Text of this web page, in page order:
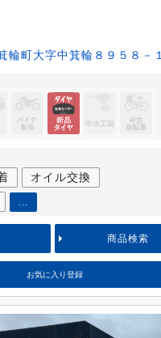
輪町大字中箕輪８９５８－１
オイル交換
...
商品検索
お気に入り登録